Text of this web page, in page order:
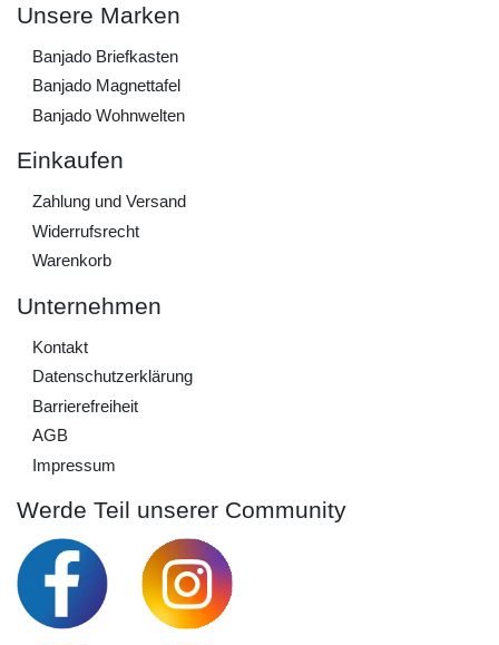
Unsere Marken
Banjado Briefkasten
Banjado Magnettafel
Banjado Wohnwelten
Einkaufen
Zahlung und Versand
Widerrufs­recht
Warenkorb
Unternehmen
Kontakt
Daten­schutz­erklärung
Barrierefreiheit
AGB
Impressum
Werde Teil unserer Community